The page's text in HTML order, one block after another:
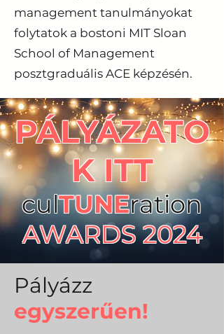
management tanulmányokat
folytatok a bostoni MIT Sloan
School of Management
posztgraduális ACE képzésén.
PÁLYÁZATO
K ITT
culTUNEration
AWARDS 2024
Pályázz
egyszerűen!